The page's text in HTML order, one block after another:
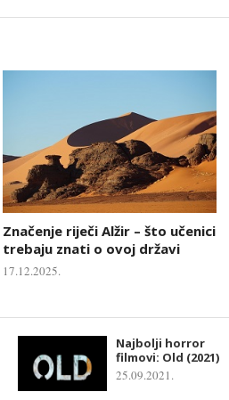
Značenje riječi Alžir – što učenici
trebaju znati o ovoj državi
17.12.2025.
Najbolji horror
filmovi: Old (2021)
25.09.2021.